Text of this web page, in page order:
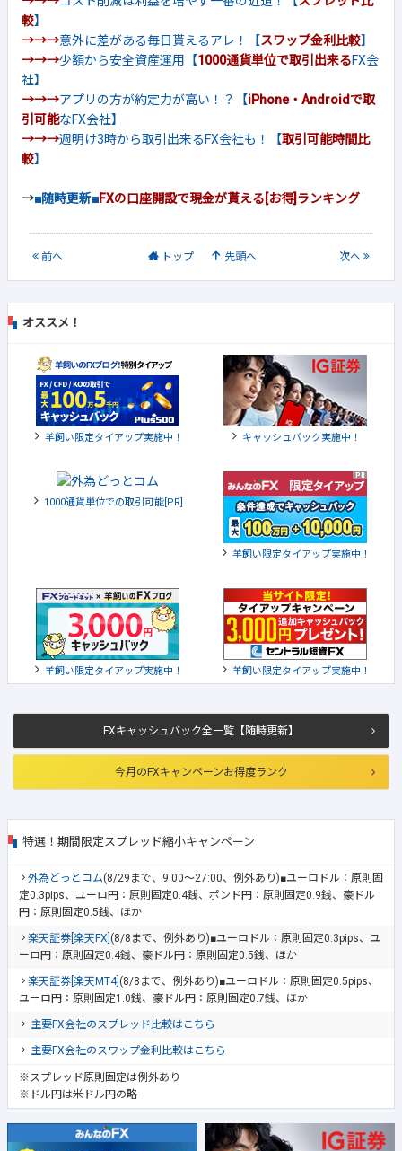
較】
→→→意外に差がある毎日貰えるアレ！【スワップ金利比較】
→→→少額から安全資産運用【1000通貨単位で取引出来るFX会
社】
→→→アプリの方が約定力が高い！？【iPhone・Androidで取
引可能なFX会社】
→→→週明け3時から取引出来るFX会社も！【取引可能時間比
較】
→■随時更新■FXの口座開設で現金が貰える[お得]ランキング
前へ トップ 先頭へ 次へ
FXキャッシュバック全一覧【随時更新】
今月のFXキャンペーンお得度ランク
特選！期間限定スプレッド縮小キャンペーン
外為どっとコム(8/29まで、9:00～27:00、例外あり)■ユーロドル：原則固
定0.3pips、ユーロ円：原則固定0.4銭、ポンド円：原則固定0.9銭、豪ドル
円：原則固定0.5銭、ほか
楽天証券[楽天FX] (8/8まで、例外あり)■ユーロドル：原則固定0.3pips、ユ
ーロ円：原則固定0.4銭、豪ドル円：原則固定0.5銭、ほか
楽天証券[楽天MT4] (8/8まで、例外あり)■ユーロドル：原則固定0.5pips、
ユーロ円：原則固定1.0銭、豪ドル円：原則固定0.7銭、ほか
主要FX会社のスプレッド比較はこちら
主要FX会社のスワップ金利比較はこちら
※スプレッド原則固定は例外あり
※ドル円は米ドル円の略
オススメ！
羊飼い限定タイアップ実施中！ キャッシュバック実施中！
1000通貨単位での取引可能[PR]
羊飼い限定タイアップ実施中！
羊飼い限定タイアップ実施中！ 羊飼い限定タイアップ実施中！